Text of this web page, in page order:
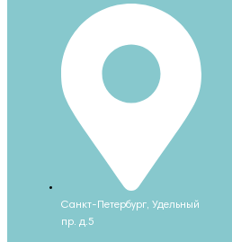
Санкт-Петербург, Удельный
пр. д.5